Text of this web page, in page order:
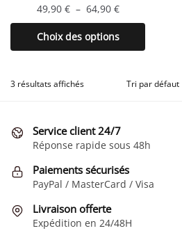
49,90 € – 64,90 €Plage
de
prix :
49,90 €
64,90 €
Choix des options
Ce
produit
plusieurs
options
peuvent
être
choisies
la
3 résultats affichés
Service client 24/7
Réponse rapide sous 48h
Paiements sécurisés
PayPal / MasterCard / Visa
Livraison offerte
Expédition en 24/48H